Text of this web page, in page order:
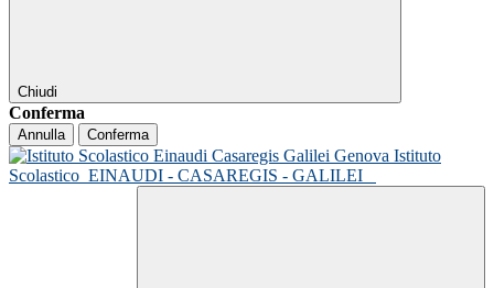
Chiudi
Conferma
Annulla Conferma
Istituto
Scolastico EINAUDI - CASAREGIS - GALILEI